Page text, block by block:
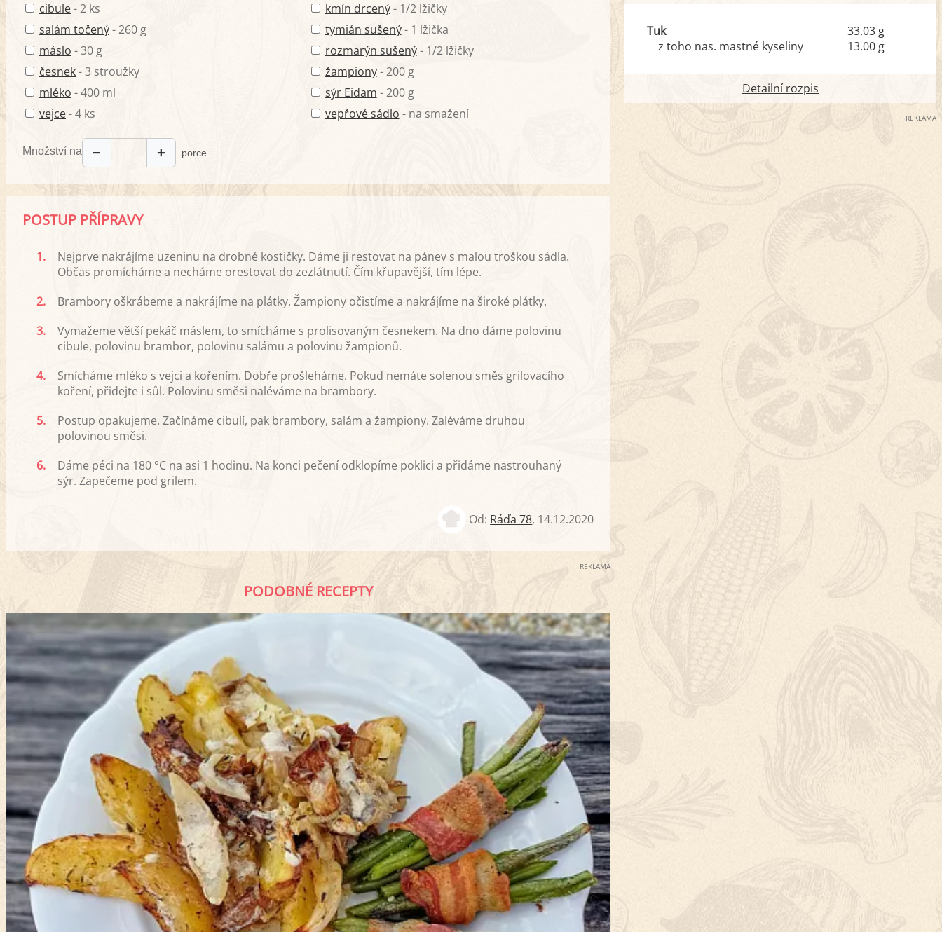
cibule- 2 ks
salám točený- 260 g
máslo - 30 g
česnek- 3 stroužky
mléko - 400 ml
vejce- 4 ks
kmín drcený- 1/2 lžičky
tymián sušený- 1 lžička
rozmarýn sušený- 1/2 lžičky
žampiony- 200 g
sýr Eidam - 200 g
vepřové sádlo - na smažení
Množství na − + porce
POSTUP PŘÍPRAVY
1.
Nejprve nakrájíme uzeninu na drobné kostičky. Dáme ji restovat na pánev s malou troškou sádla.
Občas promícháme a necháme orestovat do zezlátnutí. Čím křupavější, tím lépe.
2.
Brambory oškrábeme a nakrájíme na plátky. Žampiony očistíme a nakrájíme na široké plátky.
3.
Vymažeme větší pekáč máslem, to smícháme s prolisovaným česnekem. Na dno dáme polovinu
cibule, polovinu brambor, polovinu salámu a polovinu žampionů.
4.
Smícháme mléko s vejci a kořením. Dobře prošleháme. Pokud nemáte solenou směs grilovacího
koření, přidejte i sůl. Polovinu směsi naléváme na brambory.
5.
Postup opakujeme. Začínáme cibulí, pak brambory, salám a žampiony. Zaléváme druhou
polovinou směsi.
6.
Dáme péci na 180 °C na asi 1 hodinu. Na konci pečení odklopíme poklici a přidáme nastrouhaný
sýr. Zapečeme pod grilem.
Od: Ráďa 78, 14.12.2020
REKLAMA
PODOBNÉ RECEPTY
Tuk
z toho nas. mastné kyseliny
33.03 g
13.00 g
Detailní rozpis
REKLAMA